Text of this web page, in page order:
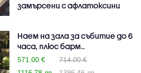
замърсени с афлатоксини
Наем на зала за събитие до 6
часа, плюс барм..
571.00 €
714.00 €